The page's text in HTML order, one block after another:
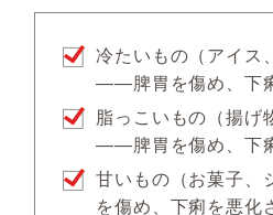
冷たいもの（アイス
――脾胃を傷め、下
脂っこいもの（揚げ
――脾胃を傷め、下
甘いもの（お菓子
を傷め、下痢を悪化